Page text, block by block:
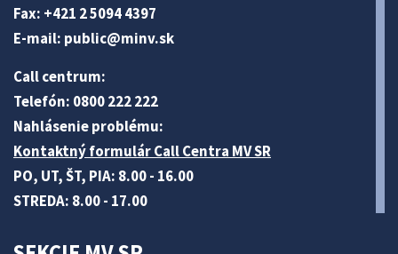
Fax: +421 2 5094 4397
E-mail: public@minv.sk
Call centrum:
Telefón: 0800 222 222
Nahlásenie problému:
Kontaktný formulár Call Centra MV SR
PO, UT, ŠT, PIA: 8.00 - 16.00
STREDA: 8.00 - 17.00